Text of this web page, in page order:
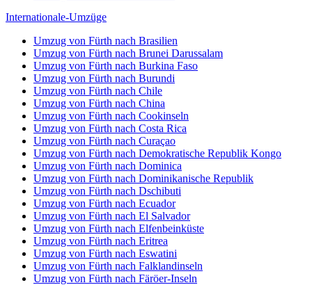
Internationale-Umzüge
Umzug von Fürth nach Brasilien
Umzug von Fürth nach Brunei Darussalam
Umzug von Fürth nach Burkina Faso
Umzug von Fürth nach Burundi
Umzug von Fürth nach Chile
Umzug von Fürth nach China
Umzug von Fürth nach Cookinseln
Umzug von Fürth nach Costa Rica
Umzug von Fürth nach Curaçao
Umzug von Fürth nach Demokratische Republik Kongo
Umzug von Fürth nach Dominica
Umzug von Fürth nach Dominikanische Republik
Umzug von Fürth nach Dschibuti
Umzug von Fürth nach Ecuador
Umzug von Fürth nach El Salvador
Umzug von Fürth nach Elfenbeinküste
Umzug von Fürth nach Eritrea
Umzug von Fürth nach Eswatini
Umzug von Fürth nach Falklandinseln
Umzug von Fürth nach Färöer-Inseln